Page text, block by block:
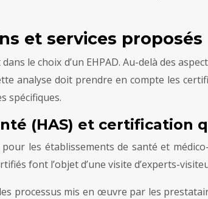
et services proposés
le choix d’un EHPAD. Au-delà des
analyse doit prendre en compte les
spécifiques.
(HAS) et certification
les établissements de santé et
font l’objet d’une visite d’experts-
processus mis en œuvre par les